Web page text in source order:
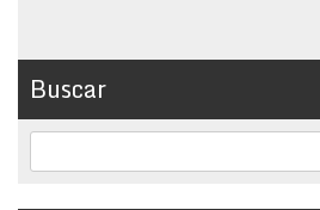
Buscar